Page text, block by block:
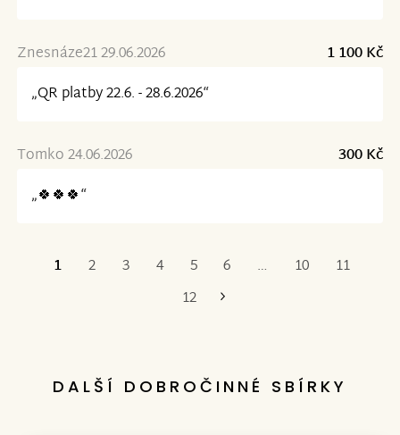
Znesnáze21 29.06.2026
1 100 Kč
„QR platby 22.6. - 28.6.2026“
Tomko 24.06.2026
300 Kč
„🍀🍀🍀“
1 2 3 4 5 6 … 10
11
12
Poslední
DALŠÍ DOBROČINNÉ SBÍRKY